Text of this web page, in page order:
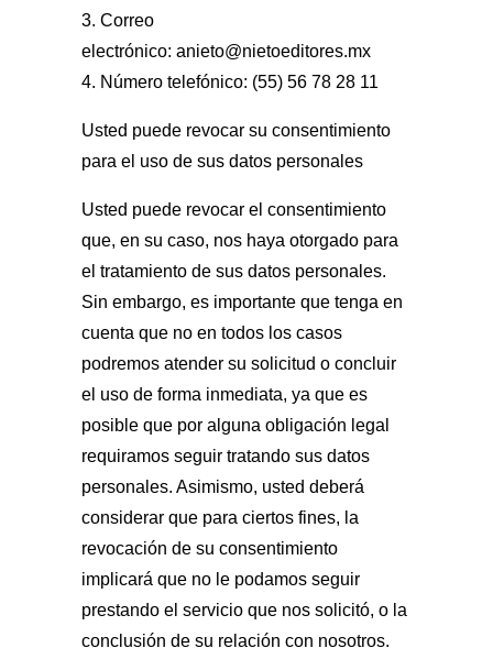
3. Correo
electrónico: anieto@nietoeditores.mx
4. Número telefónico: (55) 56 78 28 11
Usted puede revocar su consentimiento
para el uso de sus datos personales
Usted puede revocar el consentimiento
que, en su caso, nos haya otorgado para
el tratamiento de sus datos personales.
Sin embargo, es importante que tenga en
cuenta que no en todos los casos
podremos atender su solicitud o concluir
el uso de forma inmediata, ya que es
posible que por alguna obligación legal
requiramos seguir tratando sus datos
personales. Asimismo, usted deberá
considerar que para ciertos fines, la
revocación de su consentimiento
implicará que no le podamos seguir
prestando el servicio que nos solicitó, o la
conclusión de su relación con nosotros.